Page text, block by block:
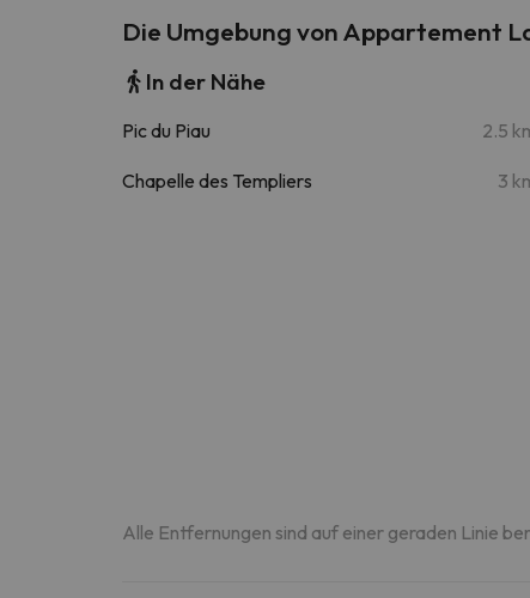
Die Umgebung von Appartement
In der Nähe
Pic du Piau 2.5
Chapelle des Templiers 3
Alle Entfernungen sind auf einer geraden Linie